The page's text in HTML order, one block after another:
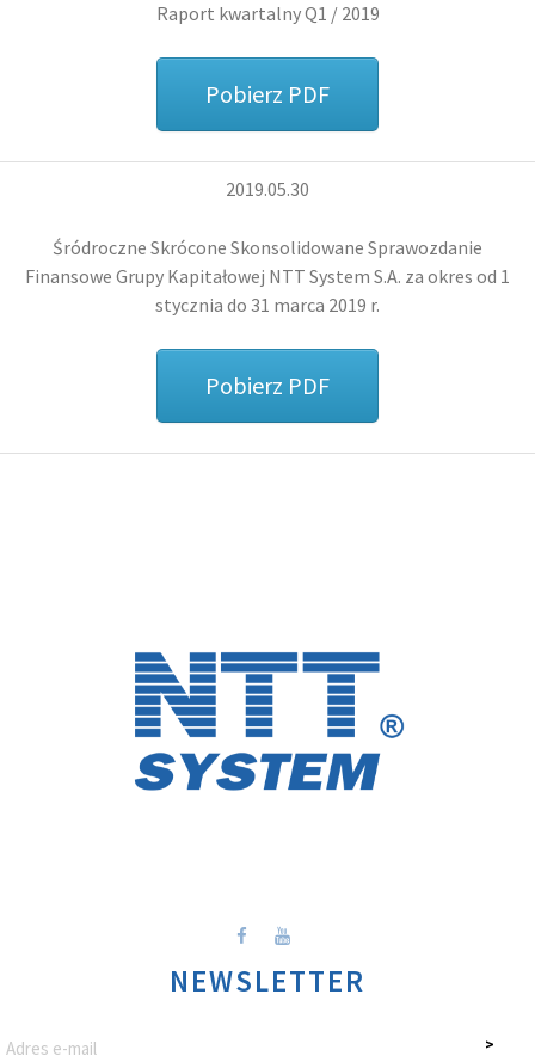
Raport kwartalny Q1 / 2019
Pobierz PDF
2019.05.30
Śródroczne Skrócone Skonsolidowane Sprawozdanie
Finansowe Grupy Kapitałowej NTT System S.A. za okres od 1
stycznia do 31 marca 2019 r.
Pobierz PDF
NEWSLETTER